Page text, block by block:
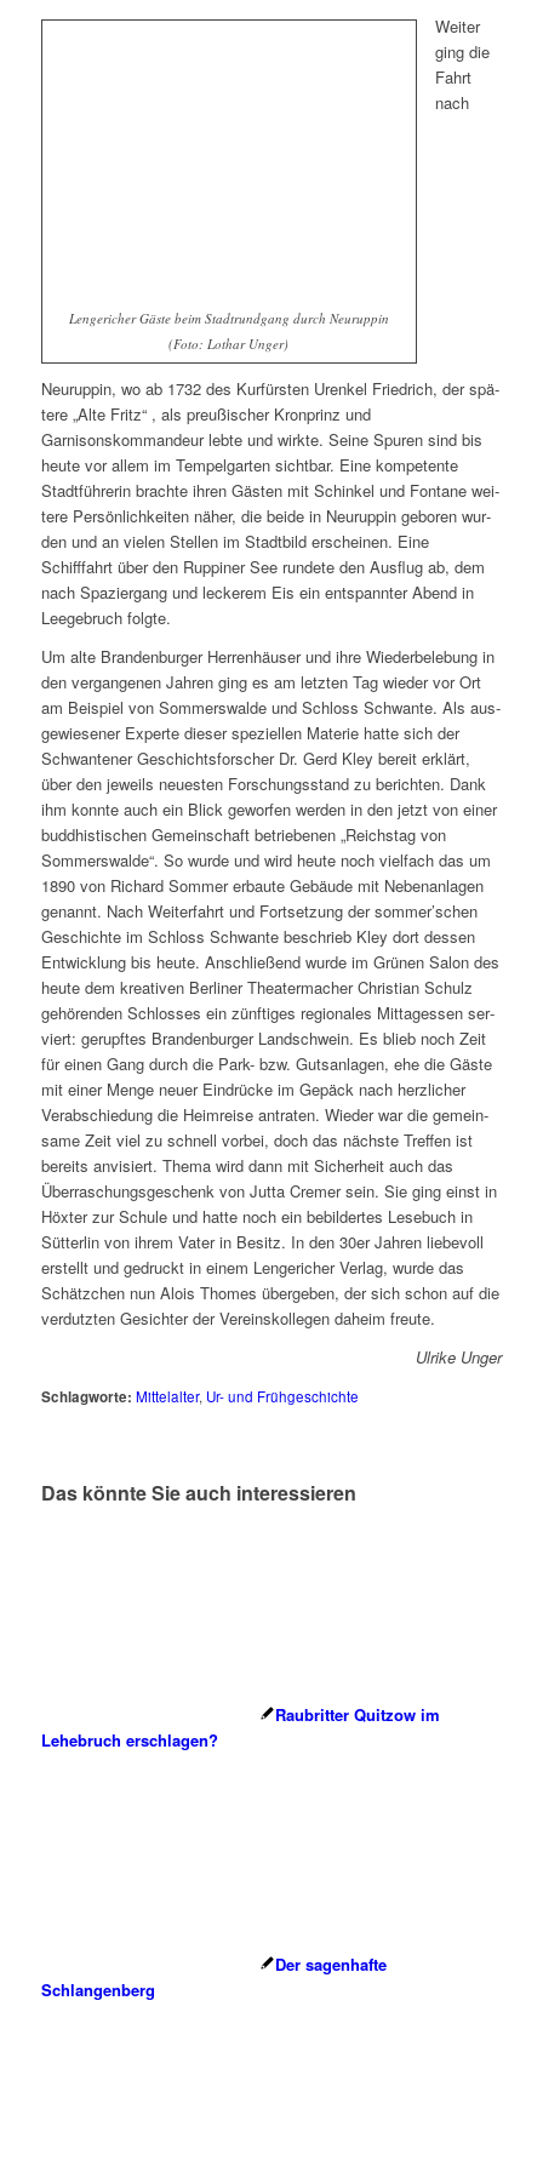
Lengericher Gäste beim Stadtrundgang durch Neuruppin
(Foto: Lothar Unger)
Weiter
ging die
Fahrt
nach
Neuruppin, wo ab 1732 des Kurfürsten Urenkel Friedrich, der spä­
te­re „Alte Fritz“ , als preu­ßi­scher Kronprinz und
Garnisonskommandeur leb­te und wirk­te. Seine Spuren sind bis
heu­te vor allem im Tempelgarten sicht­bar. Eine kom­pe­ten­te
Stadtführerin brach­te ihren Gästen mit Schinkel und Fontane wei­
te­re Persönlichkeiten näher, die bei­de in Neuruppin gebo­ren wur­
den und an vie­len Stellen im Stadtbild erschei­nen. Eine
Schifffahrt über den Ruppiner See run­de­te den Ausflug ab, dem
nach Spaziergang und lecke­rem Eis ein ent­spann­ter Abend in
Leegebruch folgte.
Um alte Brandenburger Herrenhäuser und ihre Wiederbelebung in
den ver­gan­ge­nen Jahren ging es am letz­ten Tag wie­der vor Ort
am Beispiel von Sommerswalde und Schloss Schwante. Als aus­
ge­wie­se­ner Experte die­ser spe­zi­el­len Materie hat­te sich der
Schwantener Geschichtsforscher Dr. Gerd Kley bereit erklärt,
über den jeweils neu­es­ten Forschungsstand zu berich­ten. Dank
ihm konn­te auch ein Blick gewor­fen wer­den in den jetzt von einer
bud­dhis­ti­schen Gemeinschaft betrie­be­nen „Reichstag von
Sommerswalde“. So wur­de und wird heu­te noch viel­fach das um
1890 von Richard Sommer erbau­te Gebäude mit Nebenanlagen
genannt. Nach Weiterfahrt und Fortsetzung der sommer’schen
Geschichte im Schloss Schwante beschrieb Kley dort des­sen
Entwicklung bis heu­te. Anschließend wur­de im Grünen Salon des
heu­te dem krea­ti­ven Berliner Theatermacher Christian Schulz
gehö­ren­den Schlosses ein zünf­ti­ges regio­na­les Mittagessen ser­
viert: gerupf­tes Brandenburger Landschwein. Es blieb noch Zeit
für einen Gang durch die Park- bzw. Gutsanlagen, ehe die Gäste
mit einer Menge neu­er Eindrücke im Gepäck nach herz­li­cher
Verabschiedung die Heimreise antra­ten. Wieder war die gemein­
sa­me Zeit viel zu schnell vor­bei, doch das nächs­te Treffen ist
bereits anvi­siert. Thema wird dann mit Sicherheit auch das
Überraschungsgeschenk von Jutta Cremer sein. Sie ging einst in
Höxter zur Schule und hat­te noch ein bebil­der­tes Lesebuch in
Sütterlin von ihrem Vater in Besitz. In den 30er Jahren lie­be­voll
erstellt und gedruckt in einem Lengericher Verlag, wur­de das
Schätzchen nun Alois Thomes über­ge­ben, der sich schon auf die
ver­dutz­ten Gesichter der Vereinskollegen daheim freute.
Ulrike Unger
Schlagworte: Mittelalter, Ur- und Frühgeschichte
Das könnte Sie auch interessieren
Raubritter Quitzow im
Lehebruch erschlagen?
Der sagenhafte
Schlangenberg